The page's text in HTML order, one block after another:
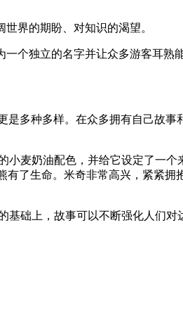
界的期盼、对知识的渴望。
个独立的名字并让众多游客耳熟能
多种多样。在众多拥有自己故
麦奶油配色，并给它设定了一
了生命。米奇非常高兴，紧紧拥
础上，故事可以不断强化人们